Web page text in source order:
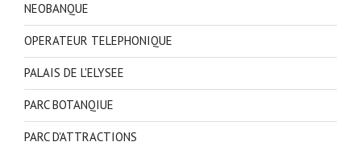
NEOBANQUE
OPERATEUR TELEPHONIQUE
PALAIS DE L'ELYSEE
PARC BOTANQIUE
PARC D'ATTRACTIONS